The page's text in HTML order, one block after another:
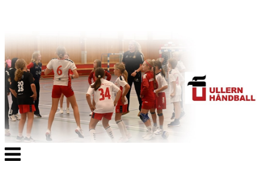
Veksle
navigasjon